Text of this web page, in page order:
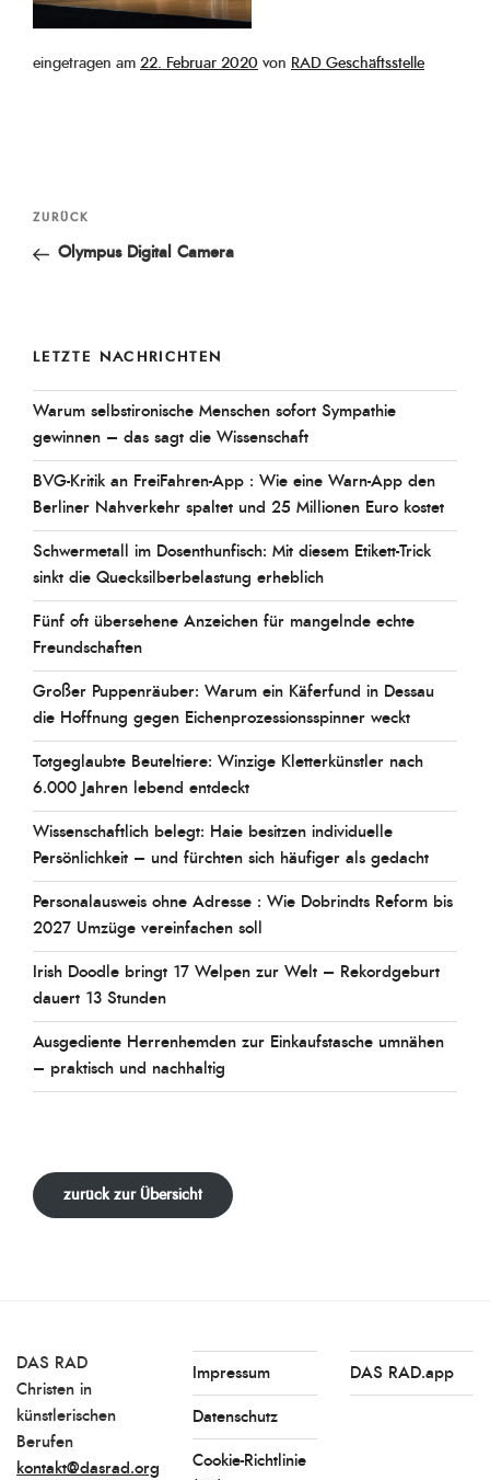
eingetragen am Veröffentlicht
22. Februar 2020 von RAD Geschäftsstelle
Beitragsnavigation
Vorheriger
Beitrag
ZURÜCK
Olympus Digital Camera
LETZTE NACHRICHTEN
Warum selbstironische Menschen sofort Sympathie
gewinnen – das sagt die Wissenschaft
BVG-Kritik an FreiFahren-App : Wie eine Warn-App den
Berliner Nahverkehr spaltet und 25 Millionen Euro kostet
Schwermetall im Dosenthunfisch: Mit diesem Etikett-Trick
sinkt die Quecksilberbelastung erheblich
Fünf oft übersehene Anzeichen für mangelnde echte
Freundschaften
Großer Puppenräuber: Warum ein Käferfund in Dessau
die Hoffnung gegen Eichenprozessionsspinner weckt
Totgeglaubte Beuteltiere: Winzige Kletterkünstler nach
6.000 Jahren lebend entdeckt
Wissenschaftlich belegt: Haie besitzen individuelle
Persönlichkeit – und fürchten sich häufiger als gedacht
Personalausweis ohne Adresse : Wie Dobrindts Reform bis
2027 Umzüge vereinfachen soll
Irish Doodle bringt 17 Welpen zur Welt – Rekordgeburt
dauert 13 Stunden
Ausgediente Herrenhemden zur Einkaufstasche umnähen
– praktisch und nachhaltig
zurück zur Übersicht
DAS RAD
Christen in
künstlerischen
Berufen
kontakt@dasrad.org
Impressum
Datenschutz
Cookie-Richtlinie
DAS RAD.app